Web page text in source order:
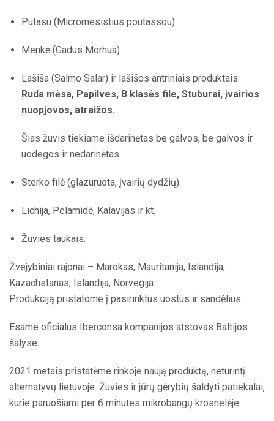
Putasu (Micromesistius poutassou)
Menkė (Gadus Morhua)
Lašiša (Salmo Salar) ir lašišos antriniais produktais:
Ruda mėsa, Papilves, B klasės file, Stuburai, įvairios
nuopjovos, atraižos.
Šias žuvis tiekiame išdarinėtas be galvos, be galvos ir
uodegos ir nedarinėtas.
Sterko filė (glazuruota, įvairių dydžių).
Lichija, Pelamidė, Kalavijas ir kt.
Žuvies taukais.
Žvejybiniai rajonai – Marokas, Mauritanija, Islandija,
Kazachstanas, Islandija, Norvegija.
Produkciją pristatome į pasirinktus uostus ir sandėlius.
Esame oficialus Iberconsa kompanijos atstovas Baltijos
šalyse.
2021 metais pristatėme rinkoje naują produktą, neturintį
alternatyvų lietuvoje. Žuvies ir jūrų gėrybių šaldyti patiekalai,
kurie paruošiami per 6 minutes mikrobangų krosnelėje.